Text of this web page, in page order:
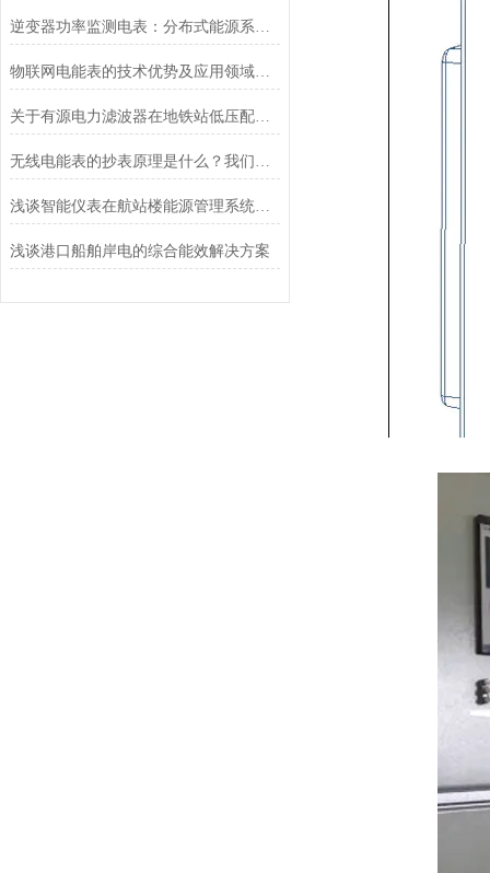
逆变器功率监测电表：分布式能源系统的功率感知核心
物联网电能表的技术优势及应用领域简单分析
关于有源电力滤波器在地铁站低压配电系统中的应用分析
无线电能表的抄表原理是什么？我们做一个详细的介绍
浅谈智能仪表在航站楼能源管理系统中的应用与分析
浅谈港口船舶岸电的综合能效解决方案